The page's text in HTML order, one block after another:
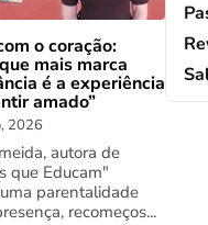
o coração:
mais marca
é a experiência
amado”
2026
autora de
que Educam"
parentalidade
recomeços...